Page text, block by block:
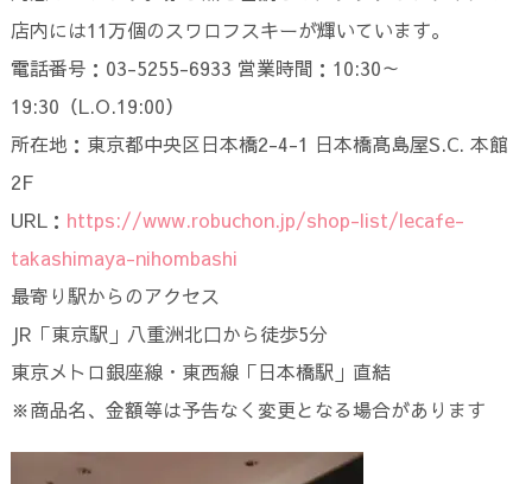
店内には11万個のスワロフスキーが輝いています。
電話番号：03-5255-6933 営業時間：10:30～
19:30（L.O.19:00）
所在地：東京都中央区日本橋2-4-1 日本橋髙島屋S.C. 本館
2F
URL： https://www.robuchon.jp/shop-list/lecafe-
takashimaya-nihombashi
最寄り駅からのアクセス
JR「東京駅」八重洲北口から徒歩5分
東京メトロ銀座線・東西線「日本橋駅」直結
※商品名、金額等は予告なく変更となる場合があります